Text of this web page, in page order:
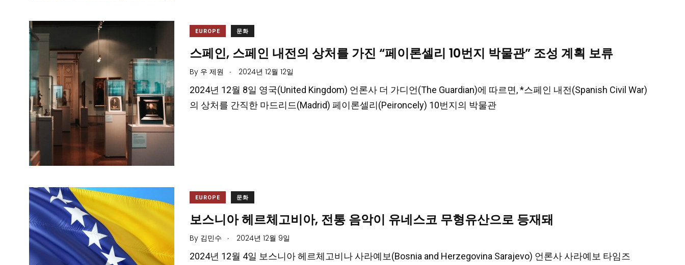
EUROPE 문화
스페인, 스페인 내전의 상처를 가진 “페이론셀리 10번지 박물관” 조성 계획 보류
By 우 제원 . 2024년 12월 12일
2024년 12월 8일 영국(United Kingdom) 언론사 더 가디언(The Guardian)에 따르면, *스페인 내전(Spanish Civil War)
의 상처를 간직한 마드리드(Madrid) 페이론셀리(Peironcely) 10번지의 박물관
EUROPE 문화
보스니아 헤르체고비아, 전통 음악이 유네스코 무형유산으로 등재돼
By 김민수 . 2024년 12월 9일
2024년 12월 4일 보스니아 헤르체고비나 사라예보(Bosnia and Herzegovina Sarajevo) 언론사 사라예보 타임즈